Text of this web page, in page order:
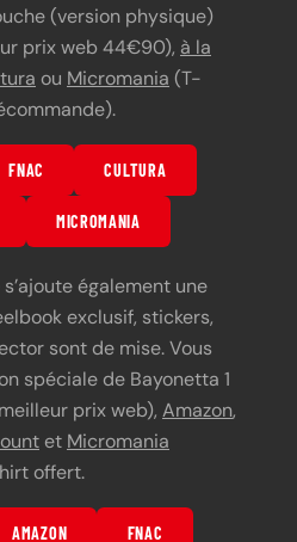
(version physique)
prix web 44€90), à la
ou Micromania (T-
FNAC CULTURA
MICROMANIA
également une
exclusif, stickers,
sont de mise. Vous
spéciale de Bayonetta 1
prix web), Amazon,
et Micromania
offert.
AMAZON FNAC